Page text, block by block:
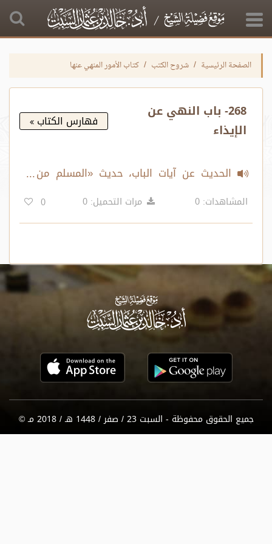
الصفحة الرئيسية شروح الكتب كتاب الأمور المنهي عنها
268- باب النهي عن
الإيذاء
فهارس الكتاب
الحديث عن آيات الباب، حديث «المسلم من
سلم المسلمون من لسانه ويده..»، «من أحب
المشاهدات: 0 مرات التحميل: 0 0
جميع الحقوق محفوظة - السبت 23 / صفر / 1448 هـ / 2018 مـ ©